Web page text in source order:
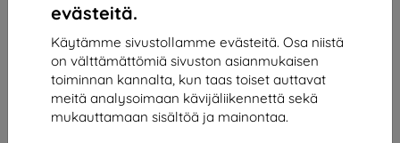
evästeitä.
Käytämme sivustollamme evästeitä. Osa niistä
on välttämättömiä sivuston asianmukaisen
toiminnan kannalta, kun taas toiset auttavat
meitä analysoimaan kävijäliikennettä sekä
mukauttamaan sisältöä ja mainontaa.
3MK Silky Matt Privacy Privacy Film for Motorola
Edge 60 Fusion
Motorola Edge 60 Fusion